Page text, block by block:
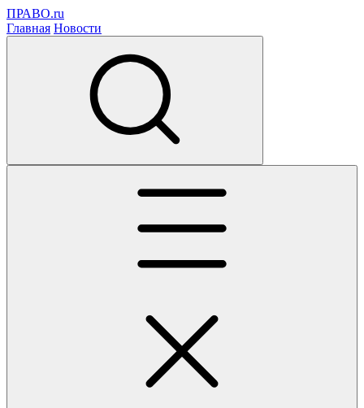
ПРАВО.ru
Главная Новости